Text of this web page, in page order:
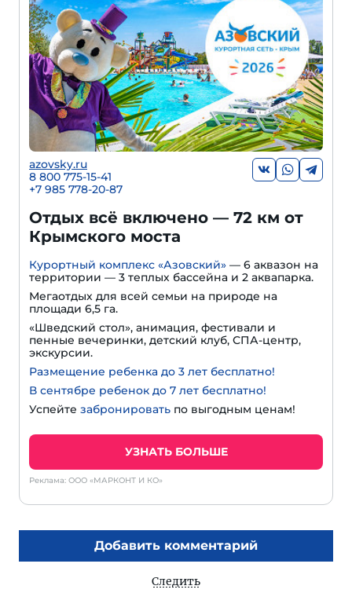
azovsky.ru
8 800 775-15-41
+7 985 778-20-87
Отдых всё включено — 72 км от
Крымского моста
Курортный комплекс «Азовский» — 6 аквазон на
территории — 3 теплых бассейна и 2 аквапарка.
Мегаотдых для всей семьи на природе на
площади 6,5 га.
«Шведский стол», анимация, фестивали и
пенные вечеринки, детский клуб, СПА-центр,
экскурсии.
Размещение ребенка до 3 лет бесплатно!
В сентябре ребенок до 7 лет бесплатно!
Успейте забронировать по выгодным ценам!
УЗНАТЬ БОЛЬШЕ
Реклама: ООО «МАРКОНТ И КО»
Добавить комментарий
Следить